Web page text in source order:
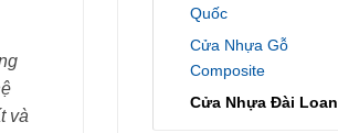
Quốc
Cửa Nhựa Gỗ
Composite
Cửa Nhựa Đài Loan
và